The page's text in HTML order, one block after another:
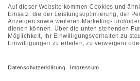
Vertrag widerrufen
KONTAKT
+49 (0)2133 210433